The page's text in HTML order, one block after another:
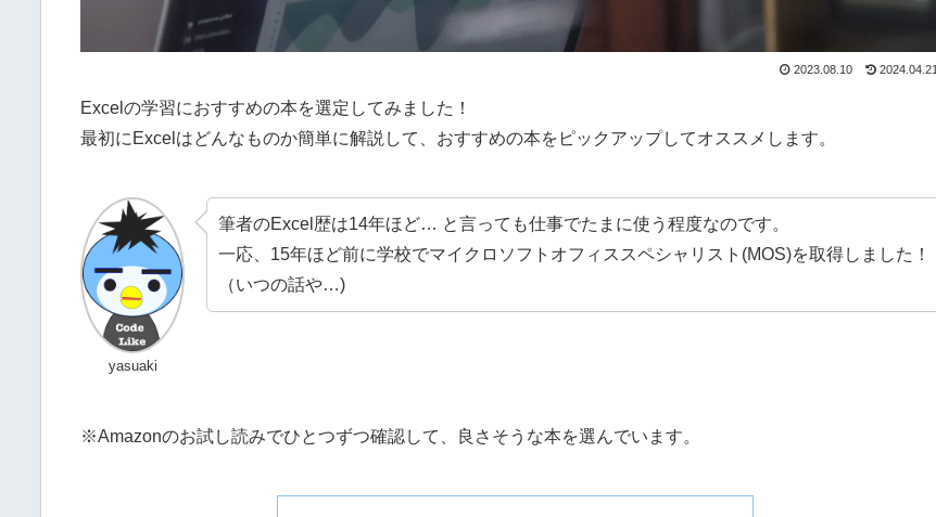
2023.08.10 2024.04.21
Excelの学習におすすめの本を選定してみました！
最初にExcelはどんなものか簡単に解説して、おすすめの本をピックアップしてオススメします。
yasuaki
筆者のExcel歴は14年ほど… と言っても仕事でたまに使う程度なのです。
一応、15年ほど前に学校でマイクロソフトオフィススペシャリスト(MOS)を取得しました！
（いつの話や…)
※Amazonのお試し読みでひとつずつ確認して、良さそうな本を選んでいます。